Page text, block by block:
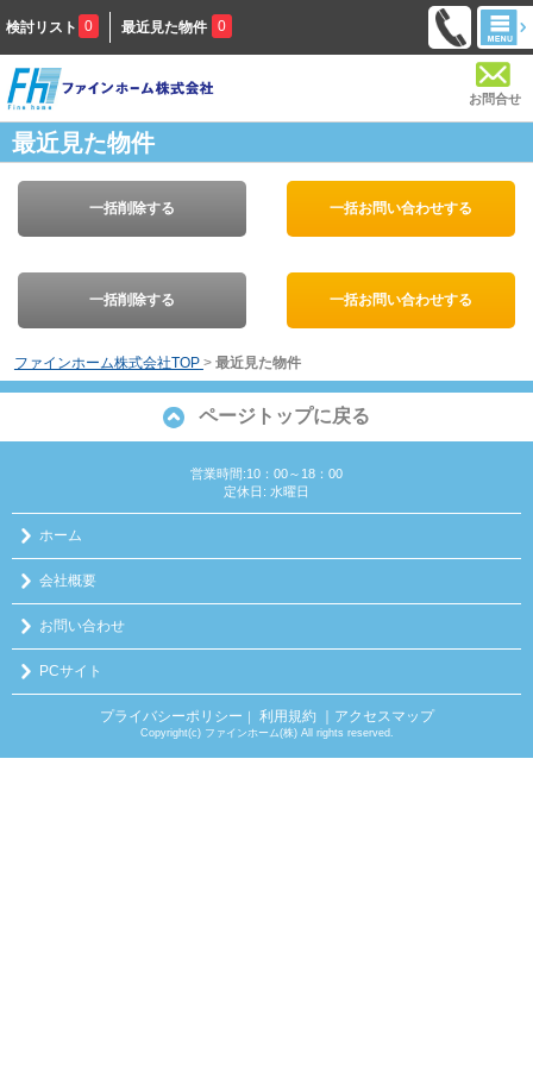
検討リスト 0 最近見た物件 0
お問合せ
最近見た物件
一括削除する 一括お問い合わせする
一括削除する 一括お問い合わせする
ファインホーム株式会社TOP > 最近見た物件
ページトップに戻る
営業時間:10：00～18：00
定休日: 水曜日
ホーム
会社概要
お問い合わせ
PCサイト
プライバシーポリシー 利用規約 ｜アクセスマップ
Copyright(c) ファインホーム(株) All rights reserved.